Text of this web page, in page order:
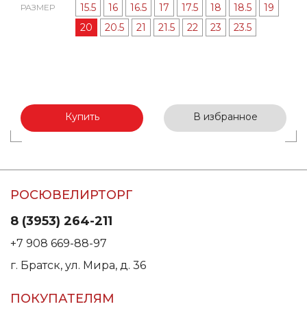
РАЗМЕР 15.5 16 16.5 17 17.5 18 18.5
19
20
20.5 21 21.5 22 23 23.5
Купить В избранное
РОСЮВЕЛИРТОРГ
8 (3953) 264-211
+7 908 669-88-97
г. Братск, ул. Мира, д. 36
ПОКУПАТЕЛЯМ